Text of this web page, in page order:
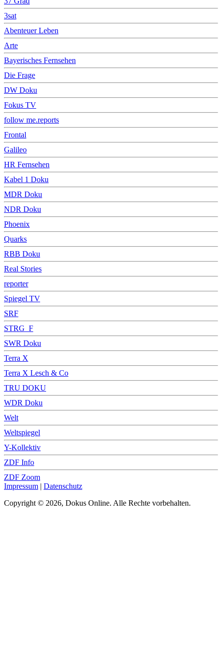
3sat
Abenteuer Leben
Arte
Bayerisches Fernsehen
Die Frage
DW Doku
Fokus TV
follow me.reports
Frontal
Galileo
HR Fernsehen
Kabel 1 Doku
MDR Doku
NDR Doku
Phoenix
Quarks
RBB Doku
Real Stories
reporter
Spiegel TV
SRF
STRG_F
SWR Doku
Terra X
Terra X Lesch & Co
TRU DOKU
WDR Doku
Welt
Weltspiegel
Y-Kollektiv
ZDF Info
ZDF Zoom
Impressum | Datenschutz
Copyright © 2026, Dokus Online. Alle Rechte vorbehalten.